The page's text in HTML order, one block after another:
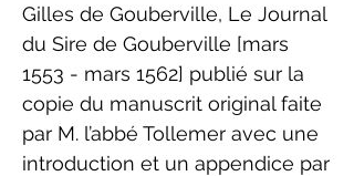
Gilles de Gouberville, Le Journal
du Sire de Gouberville [mars
1553 - mars 1562] publié sur la
copie du manuscrit original faite
par M. l’abbé Tollemer avec une
introduction et un appendice par